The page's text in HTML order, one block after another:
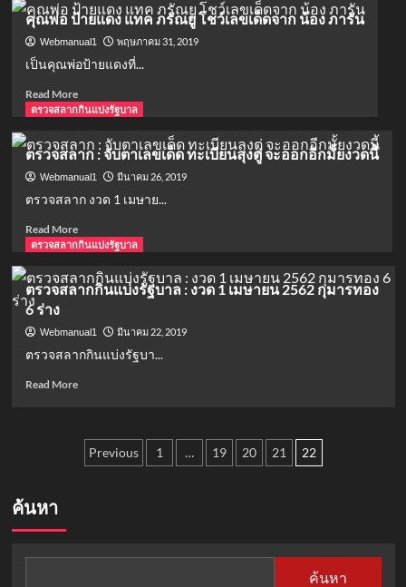
มือ
ถือ
พับ
ได้
ข่าว
ราคา
ทองคำ
26
2562
(ภาค
คุณพ่อ ป้ายแดง แทค ภรัณยู โชว์เลขเด็ดจาก น้อง ภารัน
Webmanual1 พฤษภาคม 31, 2019
เป็นคุณพ่อป้ายแดงที่...
Read MoreRead
more
คุณ
พ่อ
ป้าย
แดง
ภรัณ
ยู
เลข
เด็ด
น้อง
ภา
ตรวจสลากกินแบ่งรัฐบาล
ตรวจสลาก : จับตาเลขเด็ด ทะเบียนลุงตู่ จะออกอีกมั้ยงวดนี้
Webmanual1 มีนาคม 26, 2019
ตรวจสลาก งวด 1 เมษาย...
Read MoreRead
more
ตรวจ
สลาก
จับตา
เลข
ทะเบียน
ออก
อีก
ตรวจสลากกินแบ่งรัฐบาล
ตรวจสลากกินแบ่งรัฐบาล : งวด 1 เมษายน 2562 กุมารทอง
6 ร่าง
Webmanual1 มีนาคม 22, 2019
ตรวจสลากกินแบ่งรัฐบา...
Read MoreRead
สลาก
กิน
1
Posts
Previous 1 … 19 20 21 22
ค้นหา
ค้นหา